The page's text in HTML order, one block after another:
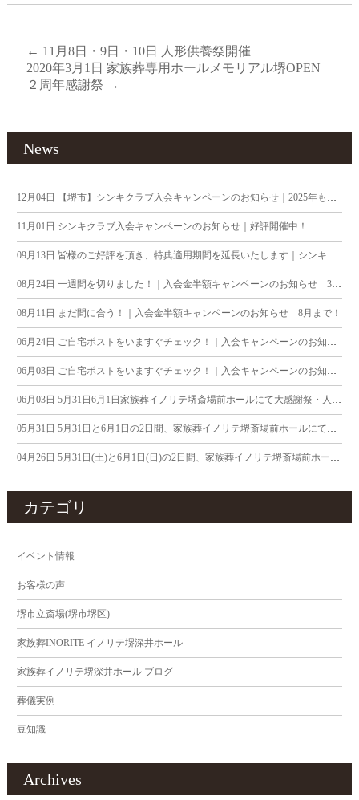
← 11月8日・9日・10日 人形供養祭開催
2020年3月1日 家族葬専用ホールメモリアル堺OPEN
２周年感謝祭 →
News
12月04日 【堺市】シンキクラブ入会キャンペーンのお知らせ｜2025年も残りわずか…
11月01日 シンキクラブ入会キャンペーンのお知らせ｜好評開催中！
09月13日 皆様のご好評を頂き、特典適用期間を延長いたします｜シンキクラブ入会キャンペーンのお知らせ
08月24日 一週間を切りました！｜入会金半額キャンペーンのお知らせ 31日まで！
08月11日 まだ間に合う！｜入会金半額キャンペーンのお知らせ 8月まで！
06月24日 ご自宅ポストをいますぐチェック！｜入会キャンペーンのお知らせ 7月も…？
06月03日 ご自宅ポストをいますぐチェック！｜入会キャンペーンのお知らせ
06月03日 5月31日6月1日家族葬イノリテ堺斎場前ホールにて大感謝祭・人形供養祭を執り行いました。
05月31日 5月31日と6月1日の2日間、家族葬イノリテ堺斎場前ホールにて大感謝祭・人形供養祭を開催中です
04月26日 5月31日(土)と6月1日(日)の2日間、家族葬イノリテ堺斎場前ホールにて人形供養祭を執り行います。
カテゴリ
イベント情報
お客様の声
堺市立斎場(堺市堺区)
家族葬INORITE イノリテ堺深井ホール
家族葬イノリテ堺深井ホール ブログ
葬儀実例
豆知識
Archives